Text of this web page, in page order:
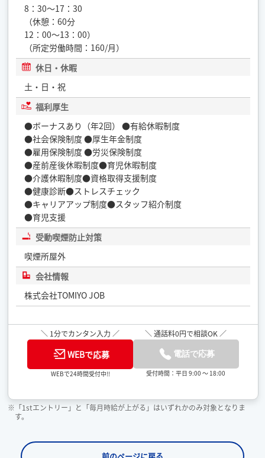
8：30〜17：30
（休憩：60分
12：00〜13：00）
（所定労働時間：160/月）
休日・休暇
土・日・祝
福利厚生
●ボーナスあり（年2回） ●有給休暇制度
●社会保険制度 ●厚生年金制度
●雇用保険制度 ●労災保険制度
●産前産後休暇制度●育児休暇制度
●介護休暇制度●資格取得支援制度
●健康診断●ストレスチェック
●キャリアアップ制度●スタッフ紹介制度
●育児支援
受動喫煙防止対策
喫煙所屋外
会社情報
株式会社TOMIYO JOB
＼ 1分でカンタン入力 ／
WEBで応募
WEBで24時間受付中!!
＼ 通話料0円で相談OK ／
電話で応募
受付時間：平日 9:00 ～ 18:00
※「1stエントリー」と「毎月時給が上がる」はいずれかのみ対象となりま
す。